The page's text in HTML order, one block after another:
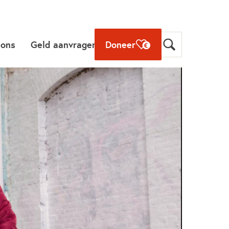
die
Geld aanvragen
De projectcheck
Vraag geld aan
Richtlijnen en
voorwaarden
Procedure en
beoordeling
Verantwoorden
Doneer